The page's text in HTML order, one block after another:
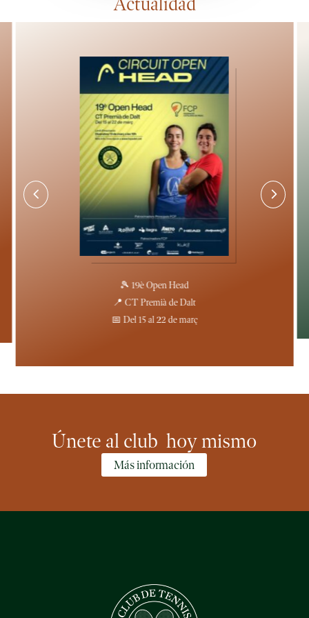
🎾 19è Open Head
📍 CT Premià de Dalt
📅 Del 15 al 22 de març
4 5
Únete al club hoy mismo
Más información